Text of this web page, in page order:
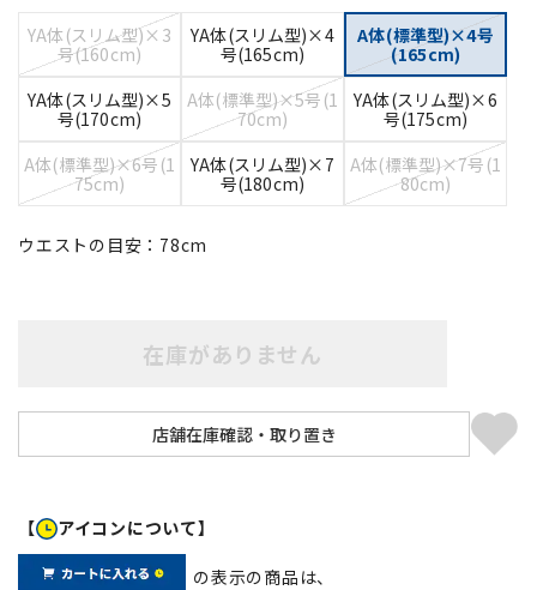
YA体(スリム型)×3
号(160cm)
YA体(スリム型)×4
号(165cm)
A体(標準型)×4号
(165cm)
YA体(スリム型)×5
号(170cm)
A体(標準型)×5号(1
70cm)
YA体(スリム型)×6
号(175cm)
A体(標準型)×6号(1
75cm)
YA体(スリム型)×7
号(180cm)
A体(標準型)×7号(1
80cm)
ウエストの目安： 78cm
在庫がありません
【 アイコンについて】
の表示の商品は、